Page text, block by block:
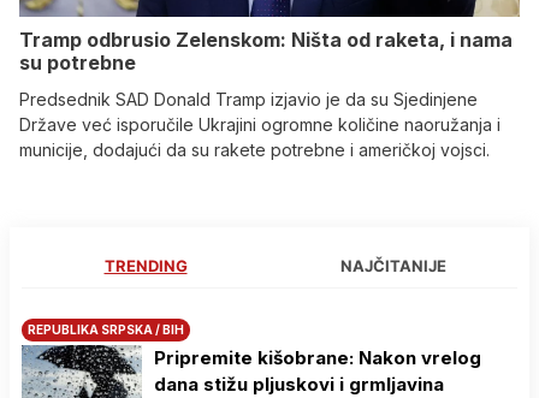
Tramp odbrusio Zelenskom: Ništa od raketa, i nama
su potrebne
Predsednik SAD Donald Tramp izjavio je da su Sjedinjene
Države već isporučile Ukrajini ogromne količine naoružanja i
municije, dodajući da su rakete potrebne i američkoj vojsci.
TRENDING NAJČITANIJE
REPUBLIKA SRPSKA / BIH
Pripremite kišobrane: Nakon vrelog
dana stižu pljuskovi i grmljavina